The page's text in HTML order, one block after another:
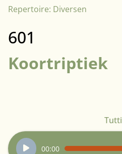
Repertoire: Diversen
601
Koortriptiek
Tutti
Audiospeler
00:00